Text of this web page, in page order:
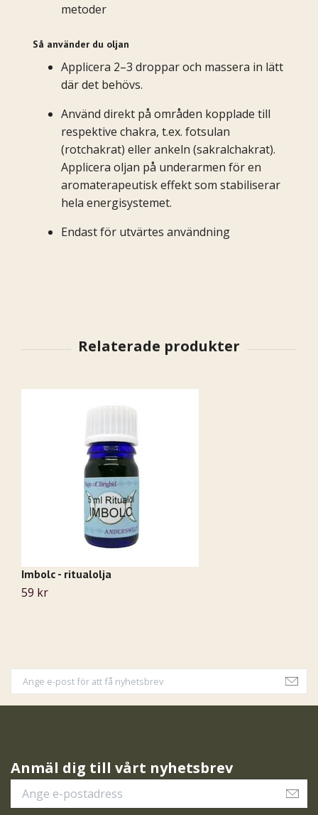
metoder
Så använder du oljan
Applicera 2–3 droppar och massera in lätt
där det behövs.
Använd direkt på områden kopplade till
respektive chakra, t.ex. fotsulan
(rotchakrat) eller ankeln (sakralchakrat).
Applicera oljan på underarmen för en
aromaterapeutisk effekt som stabiliserar
hela energisystemet.
Endast för utvärtes användning
Imbolc - ritualolja
59 kr
Anmäl dig till vårt nyhetsbrev